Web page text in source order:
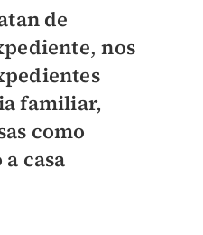
de
,nos
familiar,
como
casa